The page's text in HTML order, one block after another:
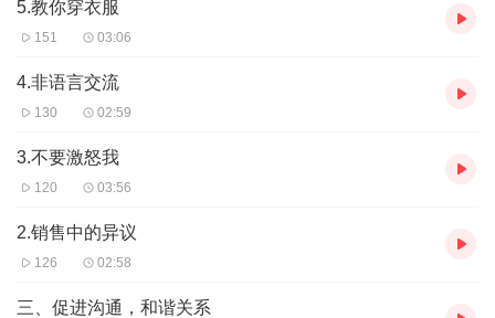
5.教你穿衣服
151 03:06
4.非语言交流
130 02:59
3.不要激怒我
120 03:56
2.销售中的异议
126 02:58
三、促进沟通，和谐关系